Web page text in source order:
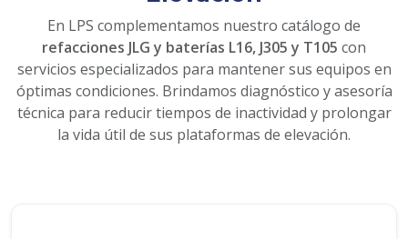
En LPS complementamos nuestro catálogo de
refacciones JLG y baterías L16, J305 y T105 con
servicios especializados para mantener sus equipos en
óptimas condiciones. Brindamos diagnóstico y asesoría
técnica para reducir tiempos de inactividad y prolongar
la vida útil de sus plataformas de elevación.